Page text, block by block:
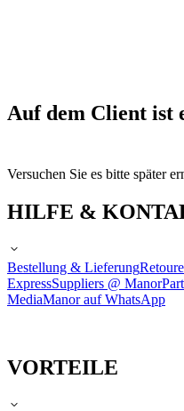
Auf dem Client ist
Versuchen Sie es bitte später
HILFE &
Bestellung & Lieferung
ExpressSuppliers @ Manor
MediaManor auf WhatsApp
VORTEILE